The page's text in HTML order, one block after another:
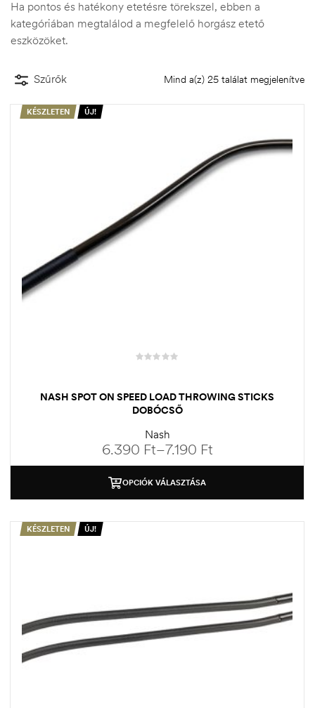
Ha pontos és hatékony etetésre törekszel, ebben a
kategóriában megtalálod a megfelelő horgász etető
eszközöket.
Szűrők Mind a(z) 25 találat megjelenítve
KÉSZLETEN ÚJ!
NASH SPOT ON SPEED LOAD THROWING STICKS
DOBÓCSŐ
Nash
6.390 Ft–7.190 Ft
OPCIÓK VÁLASZTÁSA
KÉSZLETEN ÚJ!